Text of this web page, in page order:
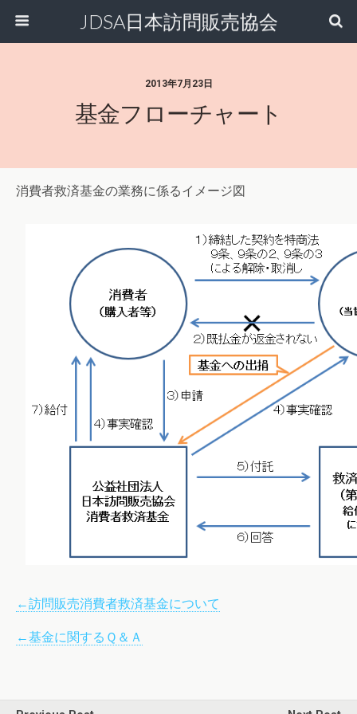
JDSA日本訪問販売協会
2013年7月23日
基金フローチャート
消費者救済基金の業務に係るイメージ図
←訪問販売消費者救済基金について
←基金に関するＱ＆Ａ